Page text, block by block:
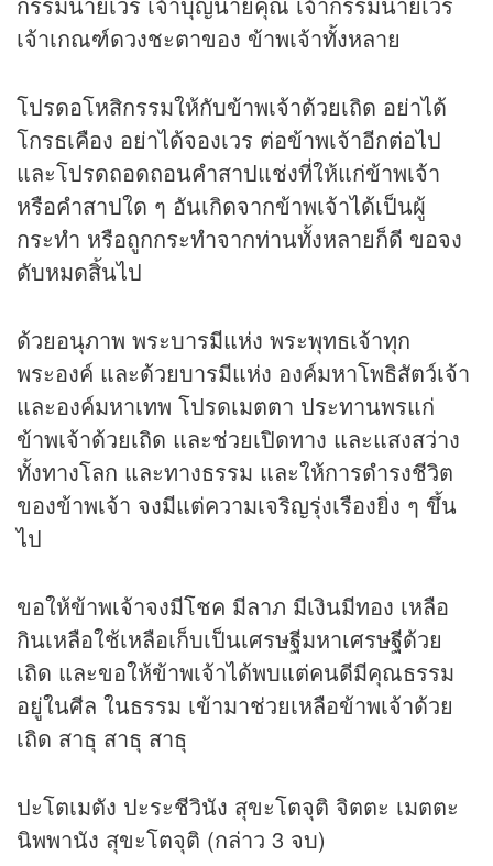
เจ้าเกณฑ์ดวงชะตาของ ข้าพเจ้าทั้งหลาย
โปรดอโหสิกรรมให้กับข้าพเจ้าด้วยเถิด อย่าได้
โกรธเคือง อย่าได้จองเวร ต่อข้าพเจ้าอีกต่อไป
และโปรดถอดถอนคำสาปแช่งที่ให้แก่ข้าพเจ้า
หรือคำสาปใด ๆ อันเกิดจากข้าพเจ้าได้เป็นผู้
กระทำ หรือถูกกระทำจากท่านทั้งหลายก็ดี ขอจง
ดับหมดสิ้นไป
ด้วยอนุภาพ พระบารมีแห่ง พระพุทธเจ้าทุก
พระองค์ และด้วยบารมีแห่ง องค์มหาโพธิสัตว์เจ้า
และองค์มหาเทพ โปรดเมตตา ประทานพรแก่
ข้าพเจ้าด้วยเถิด และช่วยเปิดทาง และแสงสว่าง
ทั้งทางโลก และทางธรรม และให้การดำรงชีวิต
ของข้าพเจ้า จงมีแต่ความเจริญรุ่งเรืองยิ่ง ๆ ขึ้น
ไป
ขอให้ข้าพเจ้าจงมีโชค มีลาภ มีเงินมีทอง เหลือ
กินเหลือใช้เหลือเก็บเป็นเศรษฐีมหาเศรษฐีด้วย
เถิด และขอให้ข้าพเจ้าได้พบแต่คนดีมีคุณธรรม
อยู่ในศีล ในธรรม เข้ามาช่วยเหลือข้าพเจ้าด้วย
เถิด สาธุ สาธุ สาธุ
ปะโตเมตัง ปะระชีวินัง สุขะโตจุติ จิตตะ เมตตะ
นิพพานัง สุขะโตจุติ (กล่าว 3 จบ)